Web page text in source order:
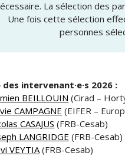
La sélection des
Une fois cette sélection
personnes
intervenant·e·s 2026 :
BEILLOUIN (Cirad –
CAMPAGNE (EIFER –
CASAJUS (FRB-Cesab)
LANGRIDGE (FRB-Cesab)
VEYTIA(FRB-Cesab)